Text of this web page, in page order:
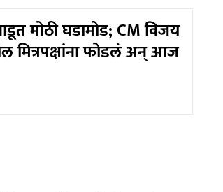
मोठी घडामोड; CM विजय
मित्रपक्षांना फोडलं अन् आज